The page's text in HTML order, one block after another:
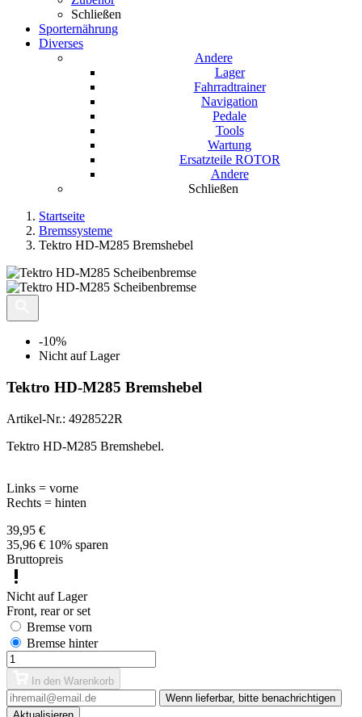
Schließen
Sporternährung
Diverses
Andere
Lager
Fahrradtrainer
Navigation
Pedale
Tools
Wartung
Ersatzteile ROTOR
Andere
Schließen
Startseite
Bremssysteme
Tektro HD-M285 Bremshebel
-10%
Nicht auf Lager
Tektro HD-M285 Bremshebel
Artikel-Nr.: 4928522R
Tektro HD-M285 Bremshebel.
Links = vorne
Rechts = hinten
39,95 €
35,96 € 10% sparen
Bruttopreis
Nicht auf Lager
Front, rear or set
Bremse vorn
Bremse hinter
In den Warenkorb
Wenn lieferbar, bitte benachrichtigen